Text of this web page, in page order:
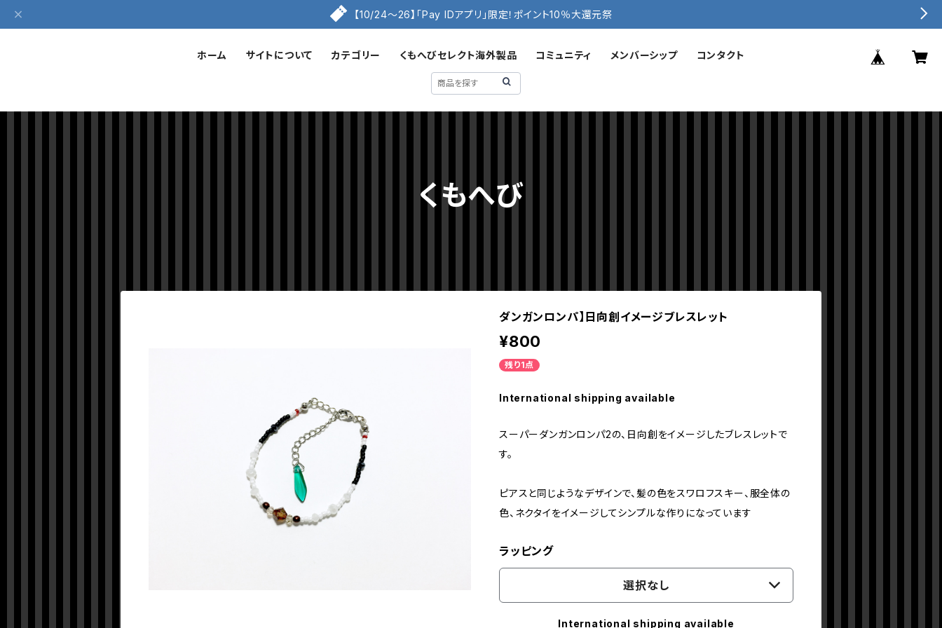
【10/24〜26】「Pay IDアプリ」限定！ポイント10％大還元祭
ホーム サイトについて カテゴリー くもへびセレクト海外製品 コミュニティ メンバーシップ コンタクト
くもへび
ダンガンロンパ】日向創イメージブレスレット
¥800
残り1点
International shipping available
スーパーダンガンロンパ2の、日向創をイメージしたブレスレットで
す。
ピアスと同じようなデザインで、髪の色をスワロフスキー、服全体の
色、ネクタイをイメージしてシンプルな作りになっています
ラッピング
選択なし
International shipping available